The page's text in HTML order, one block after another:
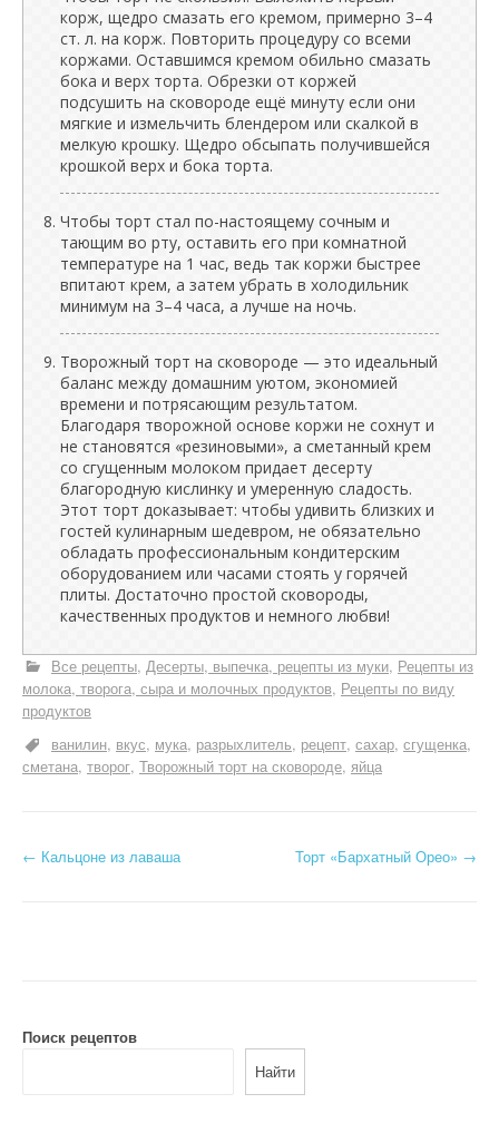
корж, щедро смазать его кремом, примерно 3–4
ст. л. на корж. Повторить процедуру со всеми
коржами. Оставшимся кремом обильно смазать
бока и верх торта. Обрезки от коржей
подсушить на сковороде ещё минуту если они
мягкие и измельчить блендером или скалкой в
мелкую крошку. Щедро обсыпать получившейся
крошкой верх и бока торта.
Чтобы торт стал по-настоящему сочным и
тающим во рту, оставить его при комнатной
температуре на 1 час, ведь так коржи быстрее
впитают крем, а затем убрать в холодильник
минимум на 3–4 часа, а лучше на ночь.
Творожный торт на сковороде — это идеальный
баланс между домашним уютом, экономией
времени и потрясающим результатом.
Благодаря творожной основе коржи не сохнут и
не становятся «резиновыми», а сметанный крем
со сгущенным молоком придает десерту
благородную кислинку и умеренную сладость.
Этот торт доказывает: чтобы удивить близких и
гостей кулинарным шедевром, не обязательно
обладать профессиональным кондитерским
оборудованием или часами стоять у горячей
плиты. Достаточно простой сковороды,
качественных продуктов и немного любви!
Все рецепты Десерты, выпечка, рецепты из муки Рецепты из
молока, творога, сыра и молочных продуктов Рецепты по виду
продуктов
ванилин вкус мука разрыхлитель рецепт сахар сгущенка
сметана творог Творожный торт на сковороде яйца
Н
г
← Кальцоне из лаваша Торт «Бархатный Орео» →
Поиск рецептов
Найти